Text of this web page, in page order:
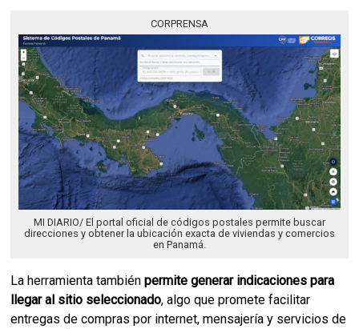
CORPRENSA
MI DIARIO/ El portal oficial de códigos postales permite buscar
direcciones y obtener la ubicación exacta de viviendas y comercios
en Panamá.
La herramienta también permite generar indicaciones para
llegar al sitio seleccionado, algo que promete facilitar
entregas de compras por internet, mensajería y servicios de